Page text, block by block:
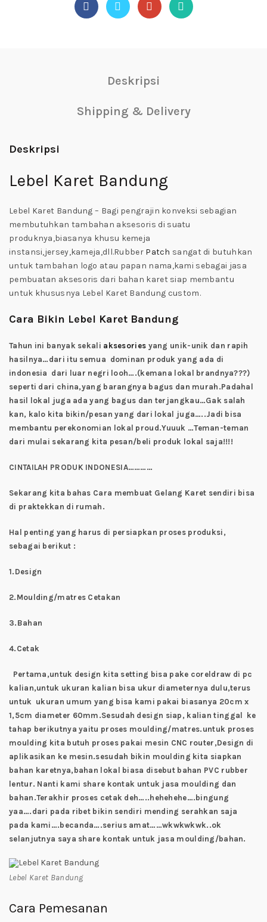
Deskripsi
Shipping & Delivery
Deskripsi
Lebel Karet Bandung
Lebel Karet Bandung – Bagi pengrajin konveksi sebagian
membutuhkan tambahan aksesoris di suatu
produknya,biasanya khusu kemeja
instansi,jersey,kameja,dll.Rubber Patch sangat di butuhkan
untuk tambahan logo atau papan nama,kami sebagai jasa
pembuatan aksesoris dari bahan karet siap membantu
untuk khususnya Lebel Karet Bandung custom.
Cara Bikin Lebel Karet Bandung
Tahun ini banyak sekali aksesories yang unik-unik dan rapih
hasilnya…dari itu semua dominan produk yang ada di
indonesia dari luar negri looh….(kemana lokal brandnya???)
seperti dari china,yang barangnya bagus dan murah.Padahal
hasil lokal juga ada yang bagus dan terjangkau…Gak salah
kan, kalo kita bikin/pesan yang dari lokal juga…..Jadi bisa
membantu perekonomian lokal proud.Yuuuk …Teman-teman
dari mulai sekarang kita pesan/beli produk lokal saja!!!!
CINTAILAH PRODUK INDONESIA…………
Sekarang kita bahas Cara membuat Gelang Karet sendiri bisa
di praktekkan di rumah.
Hal penting yang harus di persiapkan proses produksi,
sebagai berikut :
1.Design
2.Moulding/matres Cetakan
3.Bahan
4.Cetak
Pertama,untuk design kita setting bisa pake coreldraw di pc
kalian,untuk ukuran kalian bisa ukur diameternya dulu,terus
untuk ukuran umum yang bisa kami pakai biasanya 20cm x
1,5cm diameter 60mm.Sesudah design siap, kalian tinggal ke
tahap berikutnya yaitu proses moulding/matres.untuk proses
moulding kita butuh proses pakai mesin CNC router,Design di
aplikasikan ke mesin.sesudah bikin moulding kita siapkan
bahan karetnya,bahan lokal biasa disebut bahan PVC rubber
lentur. Nanti kami share kontak untuk jasa moulding dan
bahan.Terakhir proses cetak deh…..hehehehe….bingung
yaa….dari pada ribet bikin sendiri mending serahkan saja
pada kami….becanda….serius amat……wkwkwkwk..ok
selanjutnya saya share kontak untuk jasa moulding/bahan.
Lebel Karet Bandung
Cara Pemesanan